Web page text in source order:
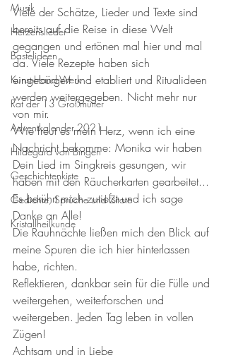
Musik
Herzenslieder
Bastelideen
Kunst-Hand-Werk
Rat der 13 Großmütter
Adventkalender 2021
Hildegard von Bingen
Geschichtenkiste
Gedichte, Sprüche und Zitate
Kristallheilkunde
Viele der Schätze, Lieder und Texte sind
bereits auf die Reise in diese Welt
gegangen und ertönen mal hier und mal
da. Viele Rezepte haben sich
eingebürgert und etabliert und Ritualideen
werden weitergegeben. Nicht mehr nur
von mir.
Wie freut es mein Herz, wenn ich eine
Nachricht bekomme: Monika wir haben
Dein Lied im Singkreis gesungen, wir
haben mit den Räucherkarten gearbeitet...
Es berührt mich zutiefst und ich sage
Danke an Alle!
Die Rauhnächte ließen mich den Blick auf
meine Spuren die ich hier hinterlassen
habe, richten.
Reflektieren, dankbar sein für die Fülle und
weitergehen, weiterforschen und
weitergeben. Jeden Tag leben in vollen
Zügen!
Achtsam und in Liebe